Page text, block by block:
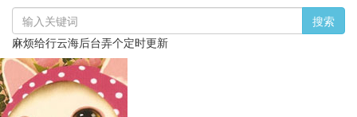
搜索
麻烦给行云海后台弄个定时更新